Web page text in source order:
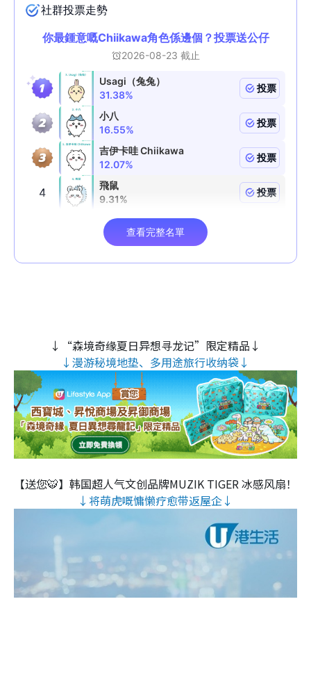
↓“森境奇缘夏日异想寻龙记”限定精品↓
↓漫游秘境地垫、多用途旅行收纳袋↓
【送您🐯】韩国超人气文创品牌MUZIK TIGER 冰感风扇！
↓将萌虎嘅慵懒疗愈带返屋企↓